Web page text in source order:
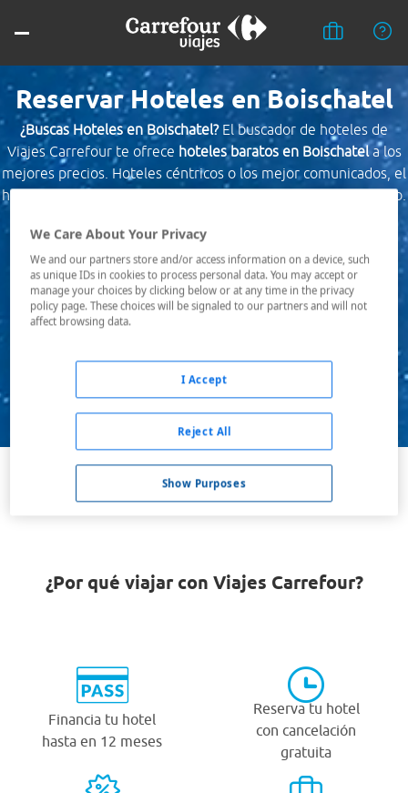
Reservar Hoteles en Boischatel
¿Buscas Hoteles en Boischatel?El buscador de hoteles de
Viajes Carrefour te ofrece hoteles baratos en Boischatela los
mejores precios. Hoteles céntricos o los mejor comunicados, el
hotel que busques nosotros te lo encontramos al mejor precio.
Destino *
Fechas *
07/08/2026 - 08/08/2026
Buscar
VER TODOS LOS HOTELES BARATOS EN BOISCHATEL
¿Por qué viajar con Viajes Carrefour?
Financia tu hotel
hasta en 12 meses
Reserva tu hotel
con cancelación
gratuita
We Care About Your Privacy
We and our partners store and/or access information on a device, such
as unique IDs in cookies to process personal data. You may accept or
manage your choices by clicking below or at any time in the privacy
policy page. These choices will be signaled to our partners and will not
affect browsing data.
Show Purposes
Reject All
I Accept